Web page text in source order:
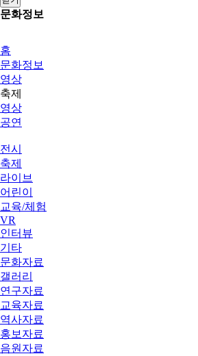
문화정보
홈
문화정보
영상
축제
영상
공연
전시
축제
라이브
어린이
교육/체험
VR
인터뷰
기타
문화자료
갤러리
연구자료
교육자료
역사자료
홍보자료
음원자료